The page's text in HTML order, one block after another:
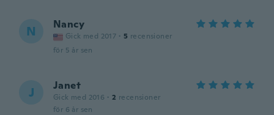
N Nancy
Gick med 2017 · 5 recensioner
för 5 år sen
J Janet
Gick med 2016 · 2 recensioner
för 6 år sen